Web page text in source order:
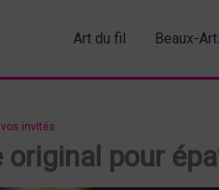
Art du fil Beaux-
invités
pour